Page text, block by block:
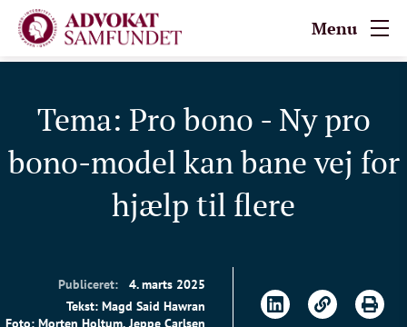
Menu
Tema: Pro bono - Ny pro
bono-model kan bane vej for
hjælp til flere
Publiceret:
4. marts 2025
Tekst: Magd Said Hawran
Foto: Morten Holtum, Jeppe Carlsen